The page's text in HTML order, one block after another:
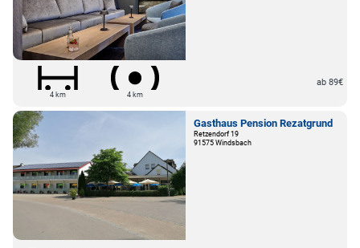
4 km 4 km
ab 89€
Gasthaus Pension Rezatgrund
Retzendorf 19
91575 Windsbach